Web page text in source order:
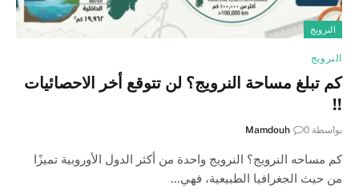
النرويج
النرويج
كم تبلغ مساحة النرويج؟ لن تتوقع أخر الاحصائيات
!!
بواسطة Mamdouh 0
كم مساحه النرويج؟ النرويج واحدة من أكثر الدول الأوروبية تميزًا
من حيث الجغرافيا الطبيعية، فهي…